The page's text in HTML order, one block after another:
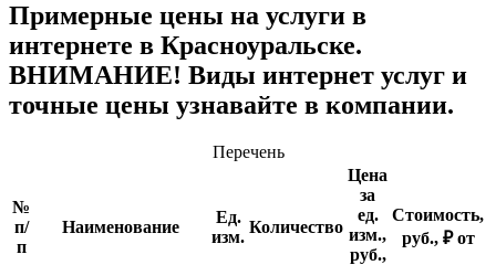
Примерные цены на услуги в
интернете в Красноуральске.
ВНИМАНИЕ! Виды интернет услуг и
точные цены узнавайте в компании.
Перечень
№
п/
п
Наименование
Ед.
изм.
Количество
Цена
за
ед.
изм.,
руб.,
Стоимость,
руб., ₽ от